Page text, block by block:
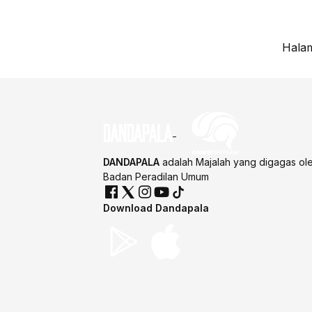
DANDAPALA adalah Majalah yang digagas
Badan Peradilan Umum
Download Dandapala